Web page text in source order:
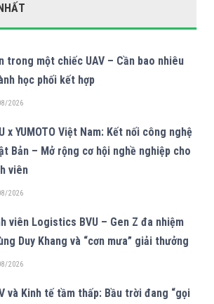
trong một chiếc UAV – Cần bao nhiêu
học phối kết hợp
2026
x YUMOTO Việt Nam: Kết nối công nghệ
Bản – Mở rộng cơ hội nghề nghiệp cho
viên
2026
viên Logistics BVU – Gen Z đa nhiệm
Duy Khang và “cơn mưa” giải thưởng
2026
và Kinh tế tầm thấp: Bầu trời đang “gọi